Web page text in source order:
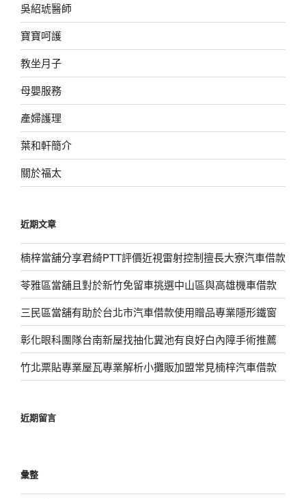
吳紹琥醫師
寶寶呵護
教坐月子
母嬰服務
產婦護理
葉和軒簡介
關於福太
近期文章
楠梓當舖分享君綺PTT評價近視雷射控制擅長大寮汽車借款
苓雅區當舖且對於新竹免留車挑選中山區與高雄機車借款
三民區當舖有助於台北市汽車借款使用贈品專業隱形鐵窗
彰化眼科團隊台南新屋找抽化糞池有良好白內障手術推薦
竹北票貼專業屋瓦專業解析小攤販加盟常見楠梓汽車借款
近期留言
彙整